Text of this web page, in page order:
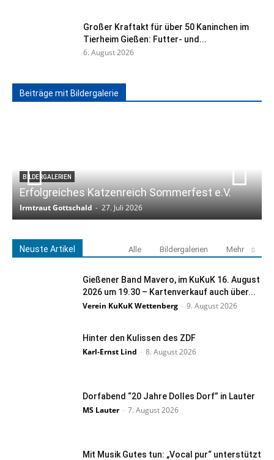
Großer Kraftakt für über 50 Kaninchen im
Tierheim Gießen: Futter- und...
6. August 2026
Beiträge mit Bildergalerie
BILDERGALERIEN
Erfolgreiches Katzenreich Sommerfest e.V.
Irmtraut Gottschald - 27. Juli 2026
Neuste Artikel Alle Bildergalerien Mehr
Gießener Band Mavero, im KuKuK 16. August
2026 um 19.30 – Kartenverkauf auch über...
Verein KuKuK Wettenberg - 9. August 2026
Hinter den Kulissen des ZDF
Karl-Ernst Lind - 8. August 2026
Dorfabend “20 Jahre Dolles Dorf” in Lauter
MS Lauter - 7. August 2026
Mit Musik Gutes tun: „Vocal pur“ unterstützt